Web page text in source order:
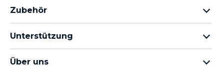
moto g Familie
thinkphone by motorola
Zubehör
moto tag
Unterstützung
Meine Bestellungen
Über uns